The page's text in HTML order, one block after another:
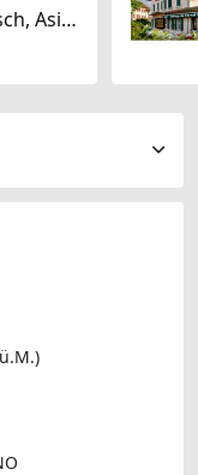
Chinesisch, Thailändisch, Asiatisch